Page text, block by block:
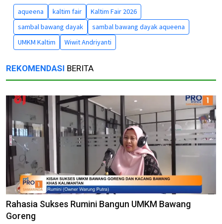
aqueena kaltim fair
Kaltim Fair 2026
sambal bawang dayak
sambal bawang dayak aqueena
UMKM Kaltim
Wiwit Andriyanti
REKOMENDASI BERITA
Rahasia Sukses Rumini Bangun UMKM Bawang
Goreng